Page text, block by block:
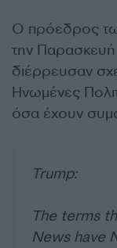
Ο πρόεδρος
την Παρασκευή
διέρρευσαν
Ηνωμένες
όσα έχουν
Trump:
The terms
News have